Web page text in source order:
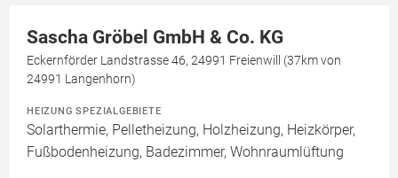
Sascha Gröbel GmbH & Co. KG
Eckernförder Landstrasse 46, 24991 Freienwill (37km von
24991 Langenhorn)
HEIZUNG SPEZIALGEBIETE
Solarthermie, Pelletheizung, Holzheizung, Heizkörper,
Fußbodenheizung, Badezimmer, Wohnraumlüftung